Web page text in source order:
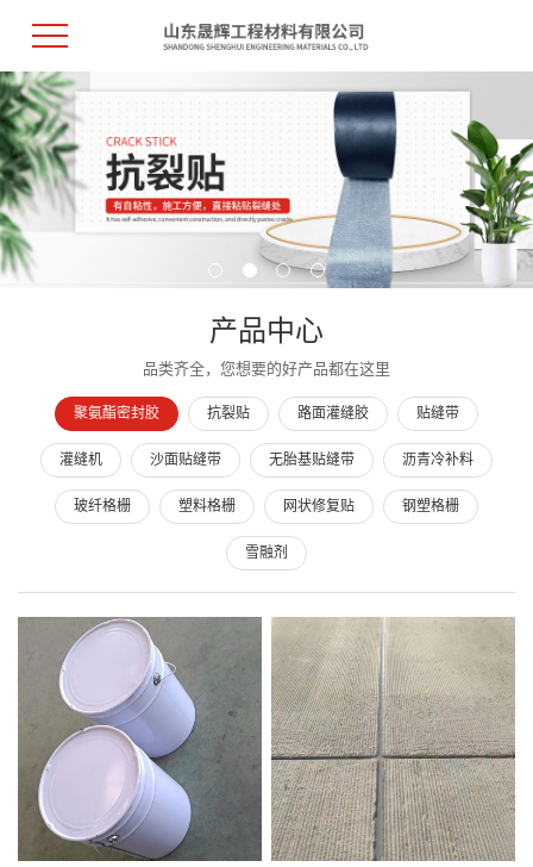
产品中心
品类齐全，您想要的好产品都在这里
聚氨酯密封胶 抗裂贴 路面灌缝胶 贴缝带
灌缝机 沙面贴缝带 无胎基贴缝带 沥青冷补料
玻纤格栅 塑料格栅 网状修复贴 钢塑格栅
雪融剂